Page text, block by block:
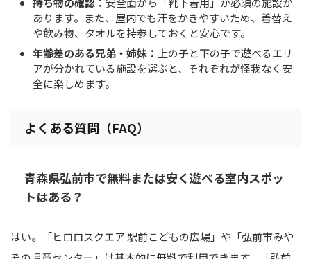
あります。また、屋内でも汗をかきやすいため、着替え
や飲み物、タオルを持参しておくと安心です。
年齢差のある兄弟・姉妹： 上の子と下の子で遊べるエリ
アが分かれている施設を選ぶと、それぞれが怪我なく安
全に楽しめます。
よくある質問（FAQ）
青森県弘前市で無料または安く遊べる室内スポッ
トはある？
はい。「ヒロロスクエア 駅前こどもの広場」や「弘前市みや